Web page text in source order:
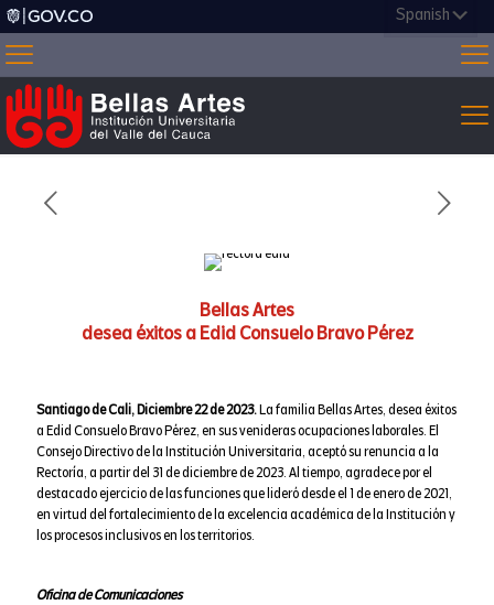
Bellas Artes
desea éxitos a Edid Consuelo Bravo Pérez
Santiago de Cali, Diciembre 22 de 2023.La familia Bellas Artes, desea éxitos
a Edid Consuelo Bravo Pérez, en sus venideras ocupaciones laborales. El
Consejo Directivo de la Institución Universitaria, aceptó su renuncia a la
Rectoría, a partir del 31 de diciembre de 2023. Al tiempo, agradece por el
destacado ejercicio de las funciones que lideró desde el 1 de enero de 2021,
en virtud del fortalecimiento de la excelencia académica de la Institución y
los procesos inclusivos en los territorios.
Oficina de Comunicaciones